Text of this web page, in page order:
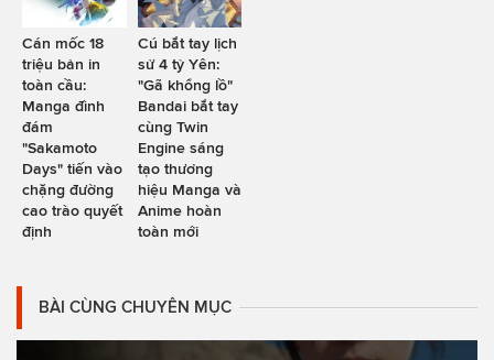
Cán mốc 18
triệu bản in
toàn cầu:
Manga đình
đám
"Sakamoto
Days" tiến vào
chặng đường
cao trào quyết
định
Cú bắt tay lịch
sử 4 tỷ Yên:
"Gã khổng lồ"
Bandai bắt tay
cùng Twin
Engine sáng
tạo thương
hiệu Manga và
Anime hoàn
toàn mới
BÀI CÙNG CHUYÊN MỤC